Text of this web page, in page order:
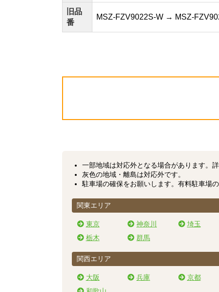
旧品
番
MSZ-FZV9022S-W → MSZ-
一部地域は対応外となる場合があります。
灰色の地域・離島は対応外です。
駐車場の確保をお願いします。有料駐車場
関東エリア
東京 神奈川
埼玉
栃木
群馬
関西エリア
大阪 兵庫
京都